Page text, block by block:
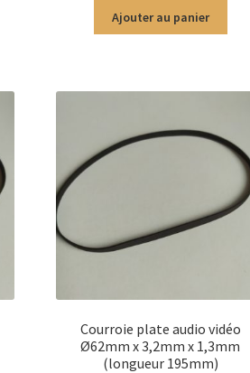
Ajouter au panier
Courroie plate audio vidéo
Ø62mm x 3,2mm x 1,3mm
(longueur 195mm)